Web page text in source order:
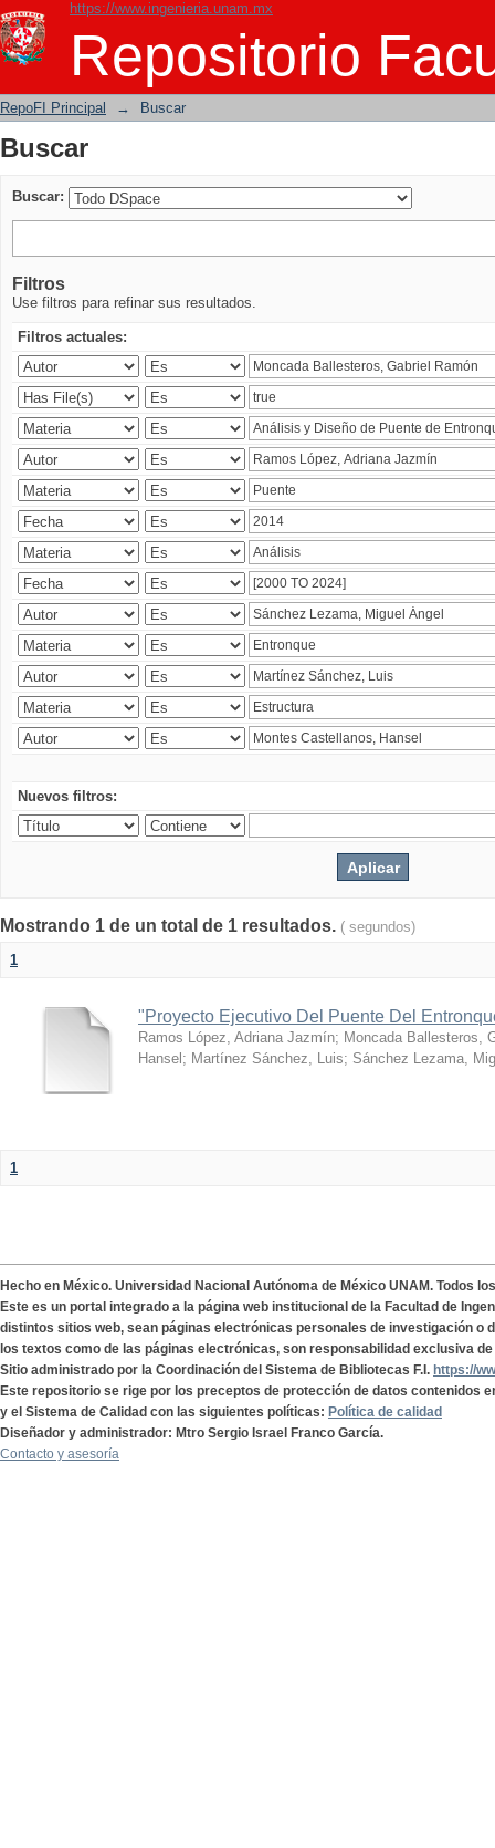
https://www.ingenieria.unam.mx
Repositorio
Buscar
RepoFI Principal → Buscar
Buscar
Buscar:
Filtros
Use filtros para refinar sus resultados.
Filtros actuales:
Nuevos filtros:
Mostrando 1 de un total de 1 resultados. ( segundos)
1
"Proyecto Ejecutivo Del Puente Del
Ramos López, Adriana Jazmín; Moncada Ballesteros,
Hansel ; Martínez Sánchez, Luis; Sánchez Lezama,
1
Hecho en México. Universidad Nacional Autónoma de México UNAM. Todos
Este es un portal integrado a la página web institucional de la Facultad de
distintos sitios web, sean páginas electrónicas personales de investigación o
los textos como de las páginas electrónicas, son responsabilidad exclusiva
Sitio administrado por la Coordinación del Sistema de Bibliotecas F.I. https://
Este repositorio se rige por los preceptos de protección de datos contenidos
y el Sistema de Calidad con las siguientes políticas: Política de calidad
Diseñador y administrador: Mtro Sergio Israel Franco García.
Contacto y asesoría